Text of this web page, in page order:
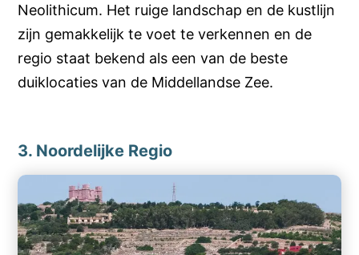
Neolithicum. Het ruige landschap en de kustlijn
zijn gemakkelijk te voet te verkennen en de
regio staat bekend als een van de beste
duiklocaties van de Middellandse Zee.
3. Noordelijke Regio